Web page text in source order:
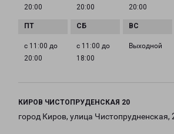
20:00
20:00
20:00
с 11:00 до
20:00
с 11:00 до
18:00
Выходной
КИРОВ ЧИСТОПРУДЕНСКАЯ 20
город Киров, улица Чистопрудненская,